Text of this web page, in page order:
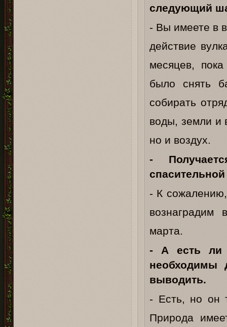
следующий
- Вы имеете в
действие
месяцев,
было снять
собирать
воды, земли и
но и воздух.
-
- К
вознаградим
марта.
- А есть ли
необходимы
выводить.
- Есть, но он
Природа